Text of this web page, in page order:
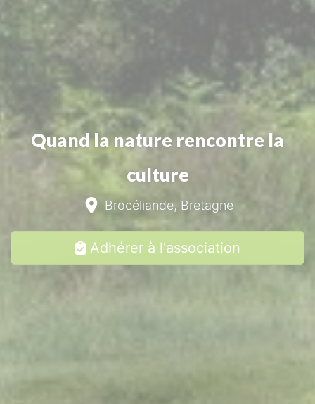
Quand la nature rencontre la
culture
Brocéliande, Bretagne
Adhérer à l'association